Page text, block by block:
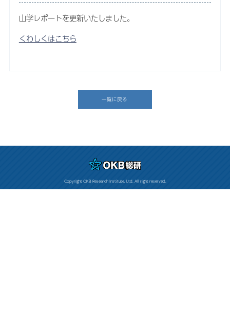
山学レポートを更新いたしました。
くわしくはこちら
一覧に戻る
Copyright OKB Research Institute, Ltd. All right reserved.